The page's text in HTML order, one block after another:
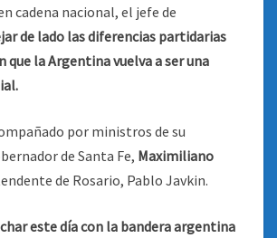
cadena nacional, el jefe de
de lado las diferencias partidarias
que la Argentina vuelva a ser una
por ministros de su
de Santa Fe, Maximiliano
de Rosario, Pablo Javkin.
este día con la bandera argentina